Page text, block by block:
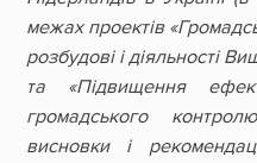
межах проектів
розбудові і діяльності
та «Підвищення
громадського
висновки і